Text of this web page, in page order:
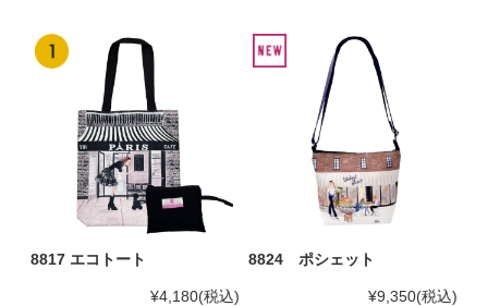
8817 エコトート
¥4,180(税込)
8824 ポシェット
¥9,350(税込)